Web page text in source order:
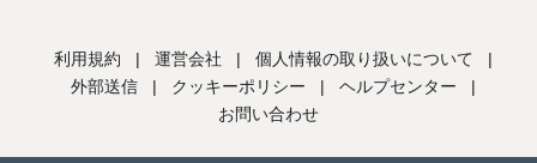
利用規約 | 運営会社 | 個人情報の取り扱いについて
|
外部送信
| クッキーポリシー | ヘルプセンター
|
お問い合わせ